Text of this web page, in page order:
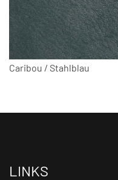
Caribou / Stahlblau
LINKS